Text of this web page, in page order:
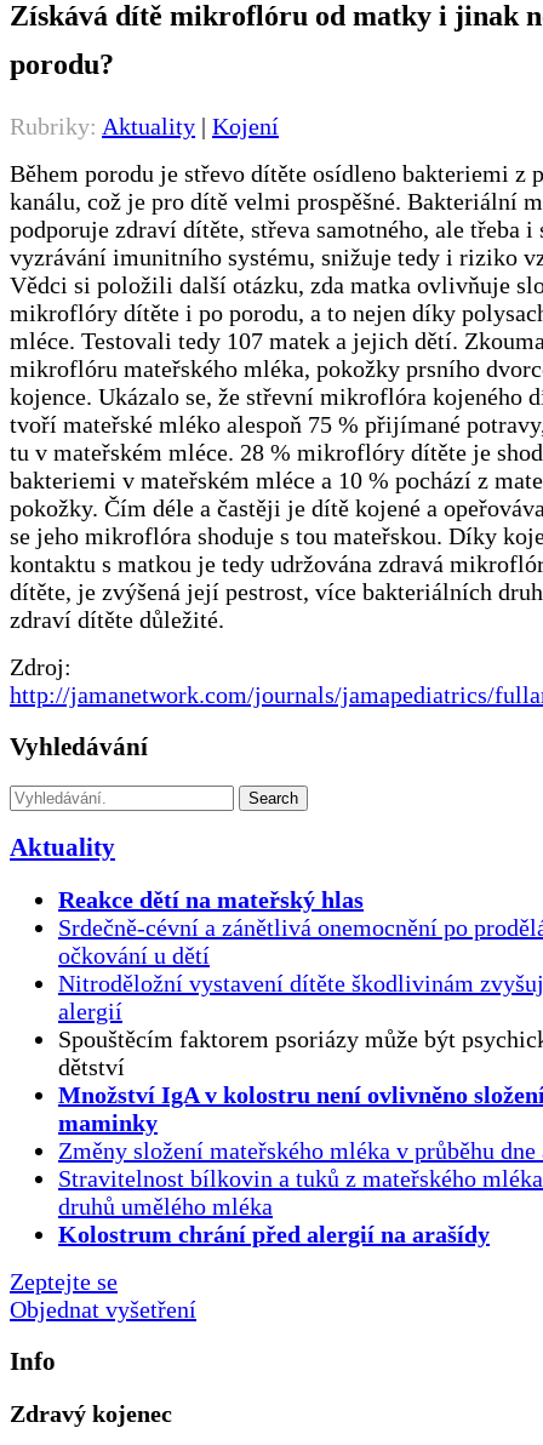
Získává dítě mikroflóru od matky i jinak
porodu?
Rubriky: Aktuality | Kojení
Během porodu je střevo dítěte osídleno bakteriemi z
kanálu, což je pro dítě velmi prospěšné. Bakteriální
podporuje zdraví dítěte, střeva samotného, ale třeba i
vyzrávání imunitního systému, snižuje tedy i riziko
Vědci si položili další otázku, zda matka ovlivňuje
mikroflóry dítěte i po porodu, a to nejen díky
mléce. Testovali tedy 107 matek a jejich dětí.
mikroflóru mateřského mléka, pokožky prsního
kojence. Ukázalo se, že střevní mikroflóra kojeného
tvoří mateřské mléko alespoň 75 % přijímané
tu v mateřském mléce. 28 % mikroflóry dítěte je
bakteriemi v mateřském mléce a 10 % pochází z
pokožky. Čím déle a častěji je dítě kojené a
se jeho mikroflóra shoduje s tou mateřskou. Díky
kontaktu s matkou je tedy udržována zdravá
dítěte, je zvýšená její pestrost, více bakteriálních
zdraví dítěte důležité.
Zdroj:
http://jamanetwork.com/journals/jamapediatrics/
Vyhledávání
Search
Aktuality
Reakce dětí na mateřský hlas
Srdečně-cévní a zánětlivá onemocnění po
očkování u dětí
Nitroděložní vystavení dítěte škodlivinám
alergií
Spouštěcím faktorem psoriázy může být
dětství
Množství IgA v kolostru není ovlivněno
maminky
Změny složení mateřského mléka v průběhu dne
Stravitelnost bílkovin a tuků z mateřského
druhů umělého mléka
Kolostrum chrání před alergií na arašídy
Zeptejte se
Objednat vyšetření
Info
Zdravý kojenec